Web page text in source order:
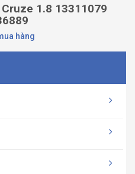
1.8 13311079
hàng